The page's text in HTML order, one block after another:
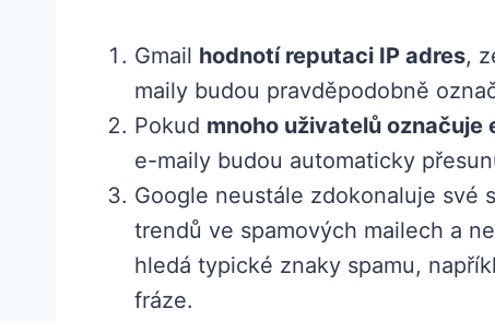
Gmail hodnotí reputaci IP adres,
maily budou pravděpodobně
Pokud mnoho uživatelů
e-maily budou automaticky
Google neustále zdokonaluje své
trendů ve spamových mailech a
hledá typické znaky spamu,
fráze.